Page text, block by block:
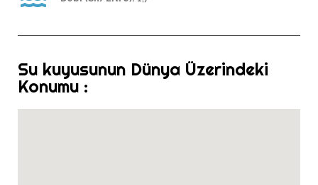
Su kuyusunun Dünya Üzerindeki
Konumu :